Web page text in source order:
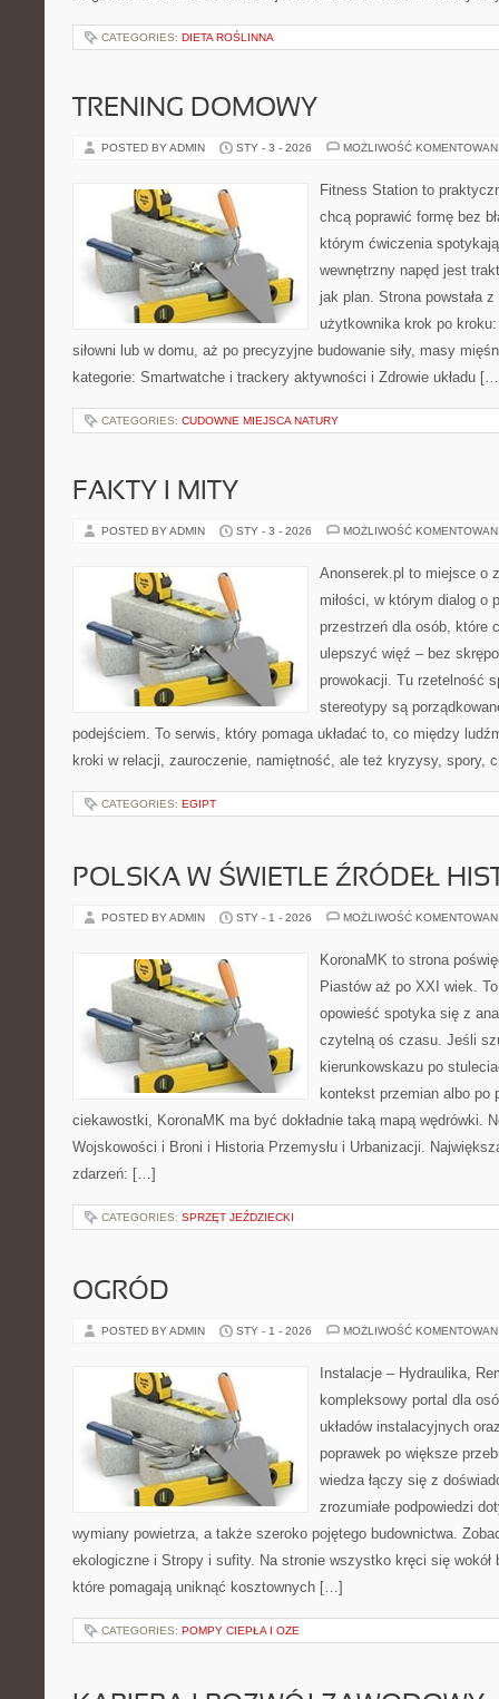
CATEGORIES: DIETA ROŚLINNA
TRENING DOMOWY
POSTED BY ADMIN STY - 3 - 2026 MOŻLIWOŚĆ
Fitness Station to
chcą poprawić formę bez
którym ćwiczenia
wewnętrzny napęd jest
jak plan. Strona powstała
użytkownika krok po
siłowni lub w domu, aż po precyzyjne budowanie siły, masy
kategorie: Smartwatche i trackery aktywności i Zdrowie układu
CATEGORIES: CUDOWNE MIEJSCA NATURY
FAKTY I MITY
POSTED BY ADMIN STY - 3 - 2026 MOŻLIWOŚĆ
Anonserek.pl to miejsce o
miłości, w którym dialog o
przestrzeń dla osób, które
ulepszyć więź – bez
prowokacji. Tu rzetelność
stereotypy są
podejściem. To serwis, który pomaga układać to, co między
kroki w relacji, zauroczenie, namiętność, ale też kryzysy, spory,
CATEGORIES: EGIPT
POLSKA W ŚWIETLE ŹRÓDEŁ
POSTED BY ADMIN STY - 1 - 2026 MOŻLIWOŚĆ
KoronaMK to strona
Piastów aż po XXI wiek.
opowieść spotyka się z
czytelną oś czasu. Jeśli
kierunkowskazu po
kontekst przemian albo po
ciekawostki, KoronaMK ma być dokładnie taką mapą wędrówki.
Wojskowości i Broni i Historia Przemysłu i Urbanizacji.
zdarzeń: […]
CATEGORIES: SPRZĘT JEŹDZIECKI
OGRÓD
POSTED BY ADMIN STY - 1 - 2026 MOŻLIWOŚĆ
Instalacje – Hydraulika,
kompleksowy portal dla
układów instalacyjnych
poprawek po większe
wiedza łączy się z
zrozumiałe podpowiedzi
wymiany powietrza, a także szeroko pojętego budownictwa.
ekologiczne i Stropy i sufity. Na stronie wszystko kręci się wokół
które pomagają uniknąć kosztownych […]
CATEGORIES: POMPY CIEPŁA I OZE